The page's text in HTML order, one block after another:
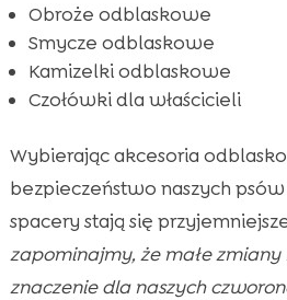
Obroże odblaskowe
Smycze odblaskowe
Kamizelki odblaskowe
Czołówki dla właścicieli
Wybierając akcesoria
bezpieczeństwo naszych
spacery stają się
zapominajmy, że małe
znaczenie dla naszych